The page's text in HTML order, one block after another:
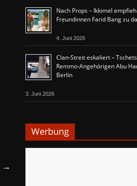
→
Nach Props – Ikkimel
Freundinnen Farid Bang zu
4. Juni 2026
Clan-Streit eskaliert –
Remmo-Angehörigen Abu
Berlin
3. Juni 2026
Werbung